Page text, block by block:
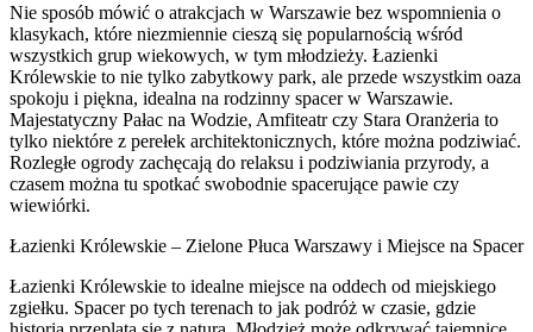
Nie sposób mówić o atrakcjach w Warszawie bez wspomnienia o
klasykach, które niezmiennie cieszą się popularnością wśród
wszystkich grup wiekowych, w tym młodzieży. Łazienki
Królewskie to nie tylko zabytkowy park, ale przede wszystkim oaza
spokoju i piękna, idealna na rodzinny spacer w Warszawie.
Majestatyczny Pałac na Wodzie, Amfiteatr czy Stara Oranżeria to
tylko niektóre z perełek architektonicznych, które można podziwiać.
Rozległe ogrody zachęcają do relaksu i podziwiania przyrody, a
czasem można tu spotkać swobodnie spacerujące pawie czy
wiewiórki.
Łazienki Królewskie – Zielone Płuca Warszawy i Miejsce na Spacer
Łazienki Królewskie to idealne miejsce na oddech od miejskiego
zgiełku. Spacer po tych terenach to jak podróż w czasie, gdzie